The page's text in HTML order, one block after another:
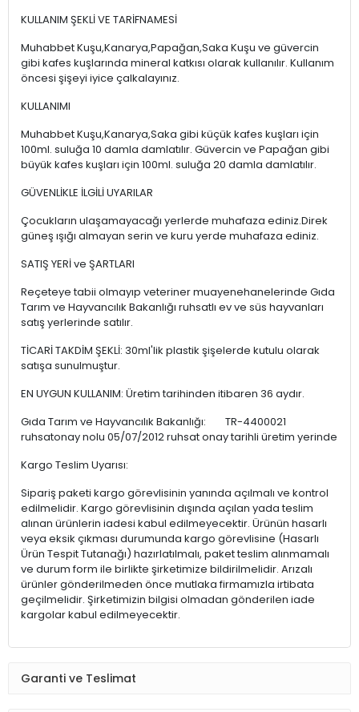
KULLANIM ŞEKLİ VE TARİFNAMESİ
Muhabbet Kuşu,Kanarya,Papağan,Saka Kuşu ve güvercin
gibi kafes kuşlarında mineral katkısı olarak kullanılır. Kullanım
öncesi şişeyi iyice çalkalayınız.
KULLANIMI
Muhabbet Kuşu,Kanarya,Saka gibi küçük kafes kuşları için
100ml. suluğa 10 damla damlatılır. Güvercin ve Papağan gibi
büyük kafes kuşları için 100ml. suluğa 20 damla damlatılır.
GÜVENLİKLE İLGİLİ UYARILAR
Çocukların ulaşamayacağı yerlerde muhafaza ediniz.Direk
güneş ışığı almayan serin ve kuru yerde muhafaza ediniz.
SATIŞ YERİ ve ŞARTLARI
Reçeteye tabii olmayıp veteriner muayenehanelerinde Gıda
Tarım ve Hayvancılık Bakanlığı ruhsatlı ev ve süs hayvanları
satış yerlerinde satılır.
TİCARİ TAKDİM ŞEKLİ: 30ml'lik plastik şişelerde kutulu olarak
satışa sunulmuştur.
EN UYGUN KULLANIM: Üretim tarihinden itibaren 36 aydır.
Gıda Tarım ve Hayvancılık Bakanlığı: TR-4400021
ruhsatonay nolu 05/07/2012 ruhsat onay tarihli üretim yerinde
Kargo Teslim Uyarısı:
Sipariş paketi kargo görevlisinin yanında açılmalı ve kontrol
edilmelidir. Kargo görevlisinin dışında açılan yada teslim
alınan ürünlerin iadesi kabul edilmeyecektir. Ürünün hasarlı
veya eksik çıkması durumunda kargo görevlisine (Hasarlı
Ürün Tespit Tutanağı) hazırlatılmalı, paket teslim alınmamalı
ve durum form ile birlikte şirketimize bildirilmelidir. Arızalı
ürünler gönderilmeden önce mutlaka firmamızla irtibata
geçilmelidir. Şirketimizin bilgisi olmadan gönderilen iade
kargolar kabul edilmeyecektir.
Garanti ve Teslimat